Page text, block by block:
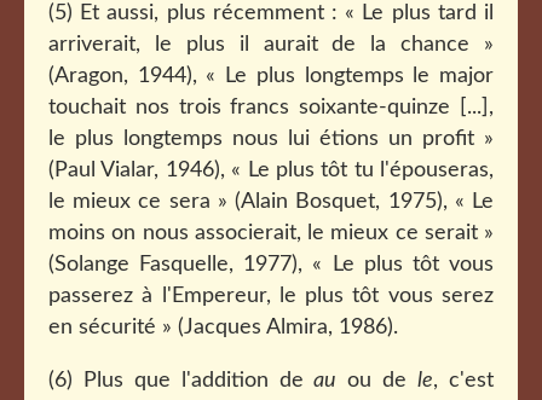
(5) Et aussi, plus récemment : « Le plus tard il
arriverait, le plus il aurait de la chance »
(Aragon, 1944), « Le plus longtemps le major
touchait nos trois francs soixante-quinze [...],
le plus longtemps nous lui étions un profit »
(Paul Vialar, 1946), « Le plus tôt tu l'épouseras,
le mieux ce sera » (Alain Bosquet, 1975), « Le
moins on nous associerait, le mieux ce serait »
(Solange Fasquelle, 1977), « Le plus tôt vous
passerez à l'Empereur, le plus tôt vous serez
en sécurité » (Jacques Almira, 1986).
(6) Plus que l'addition deau ou dele, c'est